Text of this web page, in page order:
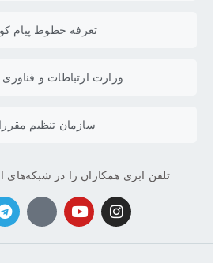
تعرفه خطوط پیام
وزارت ارتباطات و فناوری
سازمان تنظیم مقررات
تلفن ابری همکاران را در شبکه‌های